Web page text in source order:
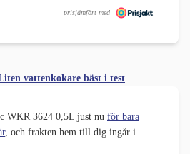
prisjämfört med
vattenkokare bäst i test
WKR 3624 0,5L just nu för bara
, och frakten hem till dig ingår i